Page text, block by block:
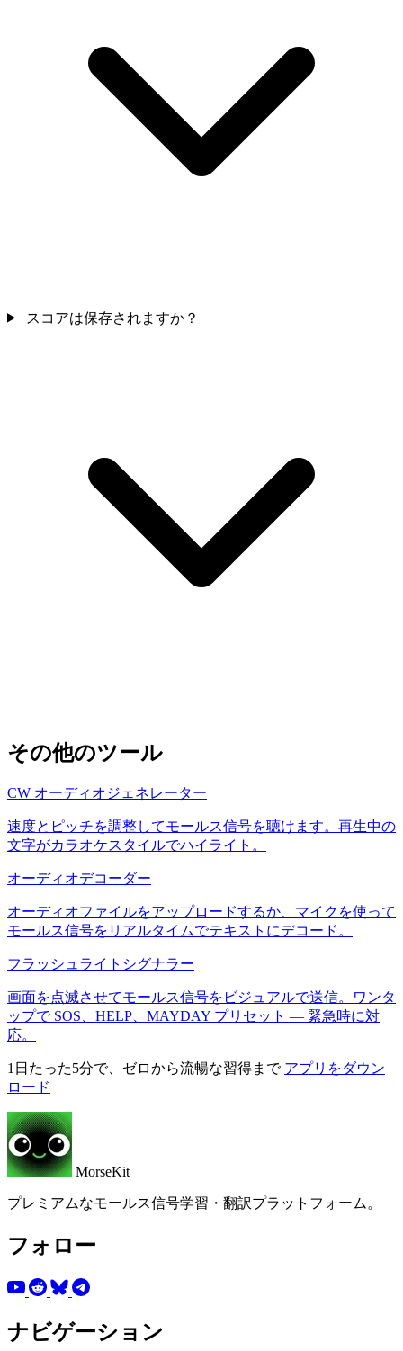
スコアは保存されますか？
その他のツール
CW オーディオジェネレーター
速度とピッチを調整してモールス信号を聴けます。再生中の
文字がカラオケスタイルでハイライト。
オーディオデコーダー
オーディオファイルをアップロードするか、マイクを使って
モールス信号をリアルタイムでテキストにデコード。
フラッシュライトシグナラー
画面を点滅させてモールス信号をビジュアルで送信。ワンタ
ップで SOS、HELP、MAYDAY プリセット — 緊急時に対
応。
1日たった5分で、ゼロから流暢な習得まで アプリをダウン
ロード
MorseKit
プレミアムなモールス信号学習・翻訳プラットフォーム。
フォロー
ナビゲーション